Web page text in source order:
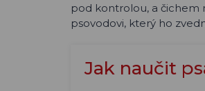
pod kontrolou, a čichem
psovodovi, který ho
Jak naučit